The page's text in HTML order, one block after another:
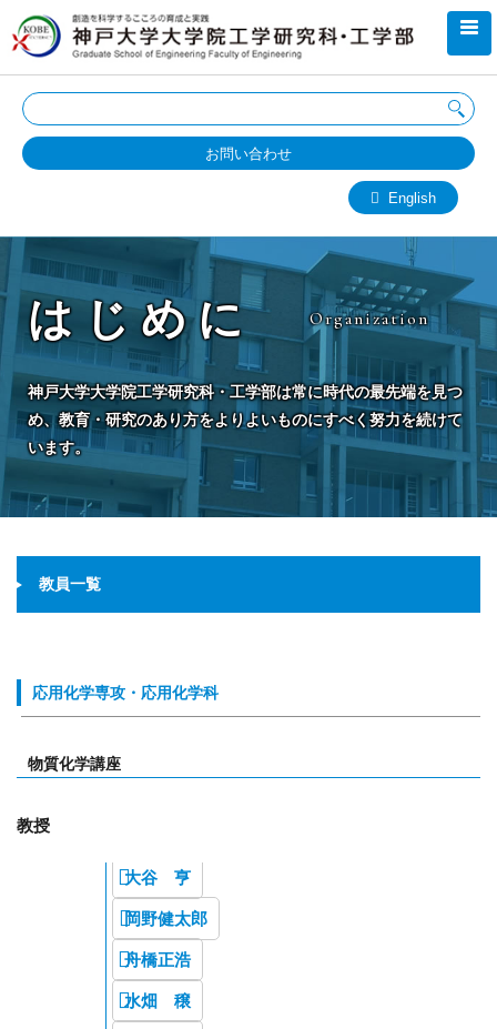
お問い合わせ
English
はじめに Organization
神戸大学大学院工学研究科・工学部は常に時代の最先端を見つ
め、教育・研究のあり方をよりよいものにすべく努力を続けて
います。
教員一覧
応用化学専攻・応用化学科
物質化学講座
教授
大谷 亨
岡野健太郎
舟橋正浩
水畑 穣